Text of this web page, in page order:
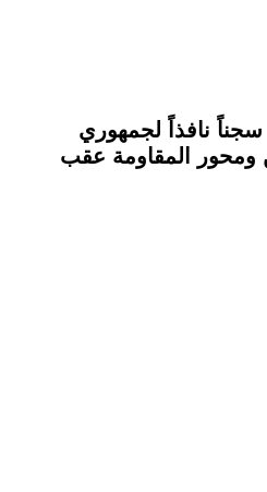
نافذاً لجمهوري
المقاومة عقب